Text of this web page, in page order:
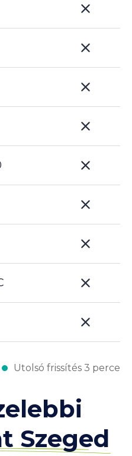
Utolsó frissítés 3 perce
Szeged